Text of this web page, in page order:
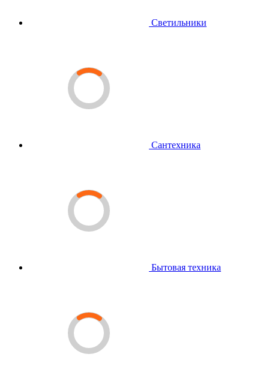
Светильники
Сантехника
Бытовая техника